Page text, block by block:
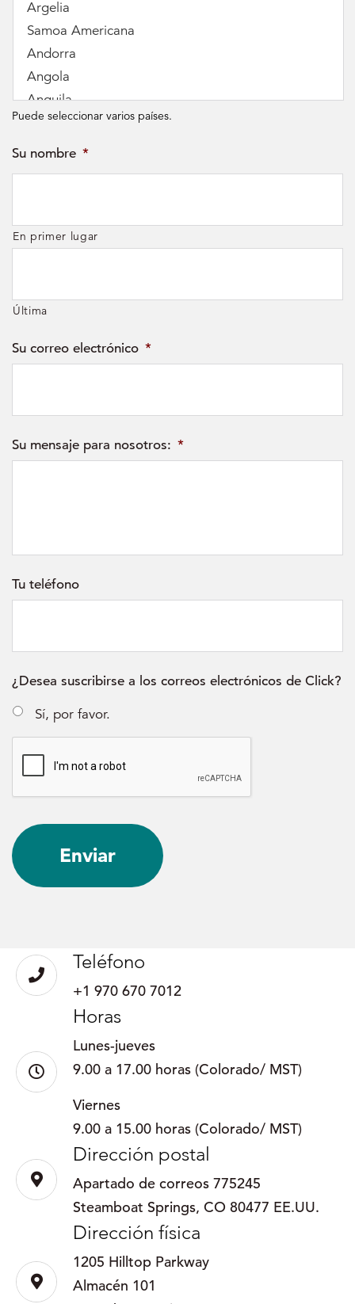
Teléfono
+1 970 670 7012
Horas
Lunes-jueves
9.00 a 17.00 horas (Colorado/ MST)
Viernes
9.00 a 15.00 horas (Colorado/ MST)
Dirección postal
Apartado de correos 775245
Steamboat Springs, CO 80477 EE.UU.
Dirección física
1205 Hilltop Parkway
Almacén 101
Puede seleccionar varios países.
Su nombre *
En primer lugar
Última
Su correo electrónico *
Su mensaje para nosotros: *
Tu teléfono
¿Desea suscribirse a los correos electrónicos de Click?
Sí, por favor.
P
C
H
A